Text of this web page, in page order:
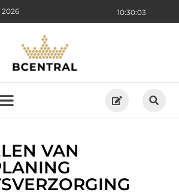
10:30:04
VAN